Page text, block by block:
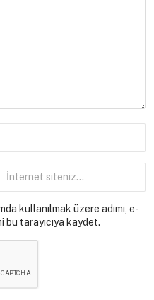
kullanılmak üzere adımı, e-
tarayıcıya kaydet.